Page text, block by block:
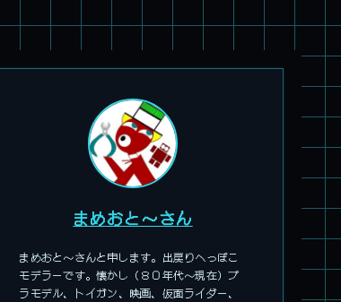
まめおと～さん
まめおと～さんと申します。出戻りへっぽこ
モデラーです。懐かし（８０年代～現在）プ
ラモデル、トイガン、映画、仮面ライダー、
旧キット製作★アオシマ ロボダッチ モビルZ